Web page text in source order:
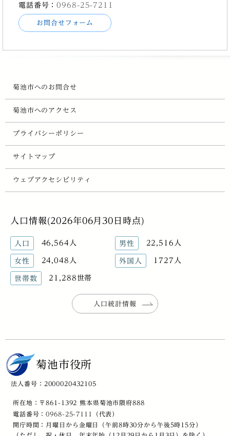
電話番号：0968-25-7211
お問合せフォーム
菊池市へのお問合せ
菊池市へのアクセス
プライバシーポリシー
サイトマップ
ウェブアクセシビリティ
人口情報(2026年06月30日時点)
人口 46,564人 男性 22,516人
女性 24,048人 外国人 1727人
世帯数 21,288世帯
人口統計情報
菊池市役所
法人番号：2000020432105
所在地：〒861-1392 熊本県菊池市隈府888
電話番号：0968-25-7111
（代表）
開庁時間：月曜日から金曜日（午前8時30分から午後5時15分）